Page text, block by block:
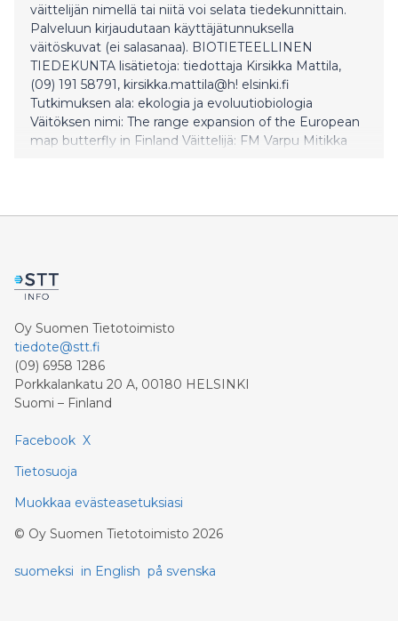
väittelijän nimellä tai niitä voi selata tiedekunnittain.
Palveluun kirjaudutaan käyttäjätunnuksella
väitöskuvat (ei salasanaa). BIOTIETEELLINEN
TIEDEKUNTA lisätietoja: tiedottaja Kirsikka Mattila,
(09) 191 58791, kirsikka.mattila@h! elsinki.fi
Tutkimuksen ala: ekologia ja evoluutiobiologia
Väitöksen nimi: The range expansion of the European
map butterfly in Finland Väittelijä: FM Varpu Mitikka
Oy Suomen Tietotoimisto
tiedote@stt.fi
(09) 6958 1286
Porkkalankatu 20 A, 00180 HELSINKI
Suomi – Finland
Facebook X
Tietosuoja
Muokkaa evästeasetuksiasi
© Oy Suomen Tietotoimisto 2026
suomeksi in English på svenska